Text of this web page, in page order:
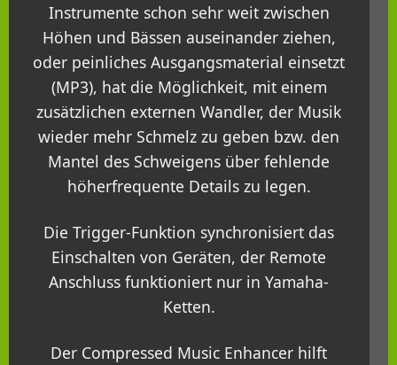
Instrumente schon sehr weit zwischen
Höhen und Bässen auseinander ziehen,
oder peinliches Ausgangsmaterial einsetzt
(MP3), hat die Möglichkeit, mit einem
zusätzlichen externen Wandler, der Musik
wieder mehr Schmelz zu geben bzw. den
Mantel des Schweigens über fehlende
höherfrequente Details zu legen.
Die Trigger-Funktion synchronisiert das
Einschalten von Geräten, der Remote
Anschluss funktioniert nur in Yamaha-
Ketten.
Der Compressed Music Enhancer hilft